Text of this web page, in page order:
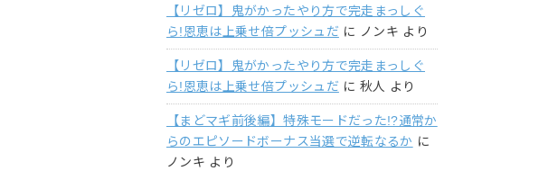
【リゼロ】鬼がかったやり方で完走まっしぐ
ら!恩恵は上乗せ倍プッシュだ に ノンキ より
【リゼロ】鬼がかったやり方で完走まっしぐ
ら!恩恵は上乗せ倍プッシュだ に 秋人 より
【まどマギ前後編】特殊モードだった!?通常か
らのエピソードボーナス当選で逆転なるか に
ノンキ より